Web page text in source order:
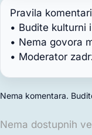
Pravila
• Budite kulturni
• Nema govora
• Moderator
Nema komentara.
Nema dostupnih